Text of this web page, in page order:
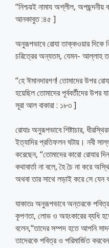
“নিশ্চয়ই নামায অশ্লীল,
আনকাবুত :৪৫ ]
অনুরূপভাবে রোযা তাক্কওয়ার দিকে
চরিত্রের অন্যতম, যেমন- আল্লাহ
“হে ঈমানদারগণ! তোমাদের উপর
হয়েছিল তোমাদের পূর্ববর্তীদের
সূরা আল বাকারা : ১৮৩ ]
রোযাঃ অনুরূপভাবে শিষ্টাচার,
ইত্যাদির প্রতিফলন ঘটায়। নবী
করেছেন, “তোমাদের কারো রোযার
কথাবার্তা না বলে, হৈ চৈ না করে
অথবা তার সাথে লড়াই করে সে যেন
যাকাতঃ অনুরূপভাবে অন্তরকে
কৃপণতা, লোভ ও অহংকারের ব্যধি
বলেন,“তাদের সম্পদ হতে আপনি
তাদেরকে পবিত্র ও পরিমার্জিত